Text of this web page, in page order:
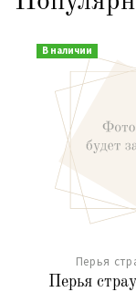
В наличии
Перья
Перья